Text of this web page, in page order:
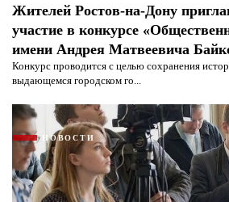
Жителей Ростов-на-Дону
участие в конкурсе
имени Андрея Матвеевича
Конкурс проводится с целью сохранения
выдающемся городском го...
НОВОСТИ
Я согласен сполитикой
защиты информации*
Я согласен сполитикой
защиты информации*